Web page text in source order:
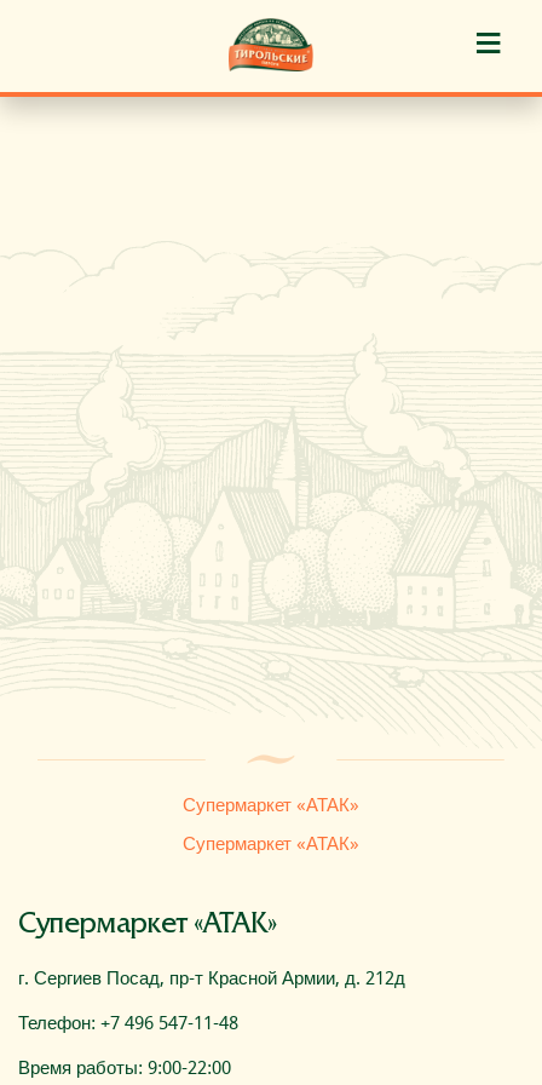
Супермаркет «АТАК»
Супермаркет «АТАК»
Супермаркет «АТАК»
г. Сергиев Посад, пр-т Красной Армии, д. 212д
Телефон: +7 496 547-11-48
Время работы: 9:00-22:00
≡
Пирожные «Тирольские» ®
Торты «Тирольские» ®
Куличи
Кафе-кондитерские
Новости
Где купить
О компании